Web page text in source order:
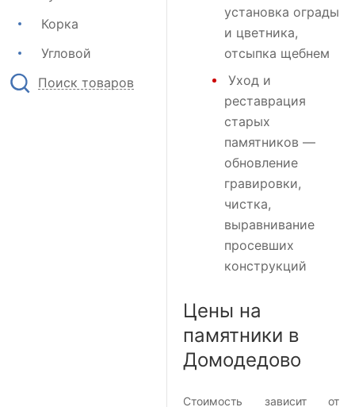
Корка
Угловой
Поиск товаров
установка ограды
и цветника,
отсыпка щебнем
Уход и
реставрация
старых
памятников —
обновление
гравировки,
чистка,
выравнивание
просевших
конструкций
Цены на
памятники в
Домодедово
Стоимость зависит от